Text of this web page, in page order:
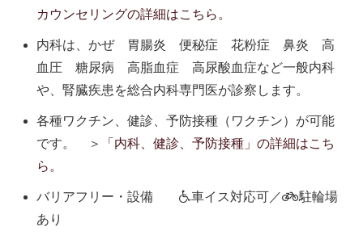
カウンセリングの詳細はこちら。
内科は、かぜ 胃腸炎 便秘症 花粉症 鼻炎 高
血圧 糖尿病 高脂血症 高尿酸血症など一般内科
や、腎臓疾患を総合内科専門医が診察します。
各種ワクチン、健診、予防接種（ワクチン）が可能
です。 ＞
「内科、健診、予防接種」の詳細はこち
ら。
バリアフリー・設備 車イス対応可／
駐輪場
あり